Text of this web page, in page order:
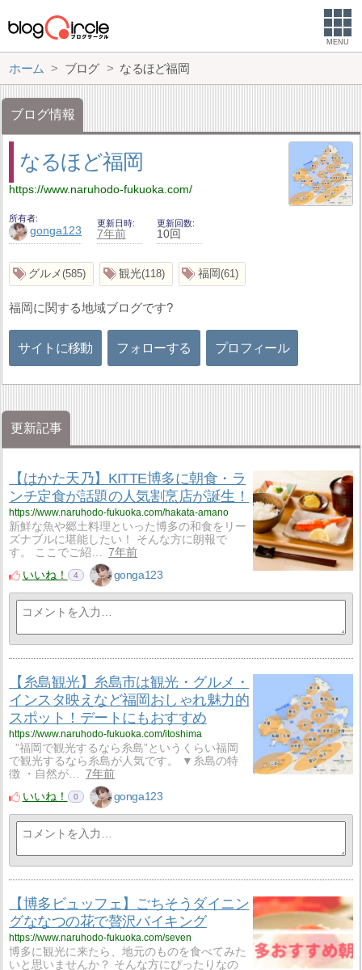
MENU
ホーム ブログ なるほど福岡
ブログ情報
なるほど福岡
https://www.naruhodo-fukuoka.com/
所有者
gonga123
更新日時
7年前
更新回数
10回
グルメ 585 観光 118 福岡 61
福岡に関する地域ブログです?
サイトに移動 フォローする プロフィール
更新記事
【はかた天乃】KITTE博多に朝食・ラ
ンチ定食が話題の人気割烹店が誕生！
https://www.naruhodo-fukuoka.com/hakata-amano
新鮮な魚や郷土料理といった博多の和食をリー
ズナブルに堪能したい！ そんな方に朗報で
す。 ここでご紹…
7年前
いいね！
4 gonga123
【糸島観光】糸島市は観光・グルメ・
インスタ映えなど福岡おしゃれ魅力的
スポット！デートにもおすすめ
https://www.naruhodo-fukuoka.com/itoshima
”福岡で観光するなら糸島”というくらい福岡
で観光するなら糸島が人気です。 ▼糸島の特
徴 ・自然が…
7年前
いいね！
0 gonga123
【博多ビュッフェ】ごちそうダイニン
グななつの花で贅沢バイキング
https://www.naruhodo-fukuoka.com/seven
博多に観光に来たら、地元のものを食べてみた
いと思いませんか？ そんな方にぴったりなの